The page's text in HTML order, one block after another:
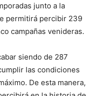
junto a la
permitirá percibir 239
campañas venideras.
siendo de 287
las condiciones
De esta manera,